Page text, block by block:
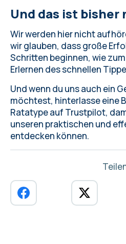
Und das ist bisher
Wir werden hier nicht
wir glauben, dass große
Schritten beginnen, wie
Erlernen des schnellen
Und wenn du uns auch ein
möchtest, hinterlasse eine
Ratatypeauf Trustpilot,
unseren praktischen und
entdecken können.